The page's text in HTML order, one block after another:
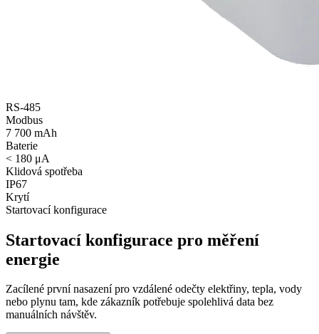
RS‑485
Modbus
7 700 mAh
Baterie
< 180 μA
Klidová spotřeba
IP67
Krytí
Startovací konfigurace
Startovací konfigurace pro měření
energie
Zacílené první nasazení pro vzdálené odečty elektřiny, tepla, vody
nebo plynu tam, kde zákazník potřebuje spolehlivá data bez
manuálních návštěv.